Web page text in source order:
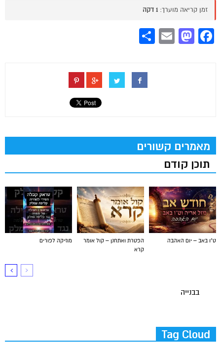
זמן קריאה מוערך: 1 דקה
Facebook
Mastodon
Email
מאמרים קשורים
תוכן קודם
מוזיקה לפורים
הפטרת ואתחנן – קול אומר
קרא
ט"ו באב – יום האהבה
בבנייה
Tag Cloud